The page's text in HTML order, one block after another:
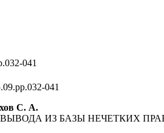
041
041
С. А.
ИЗ БАЗЫ НЕЧЕТКИХ